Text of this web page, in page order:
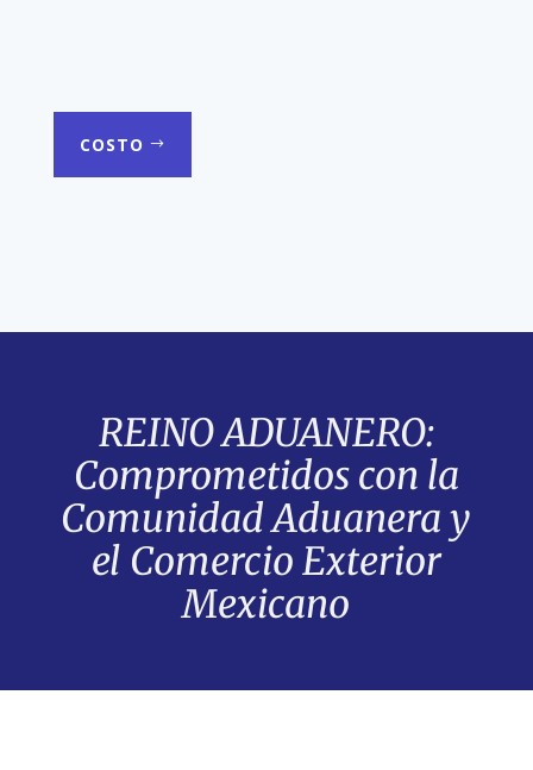
COSTO
REINO ADUANERO:
Comprometidos con la
Comunidad Aduanera y
el Comercio Exterior
Mexicano